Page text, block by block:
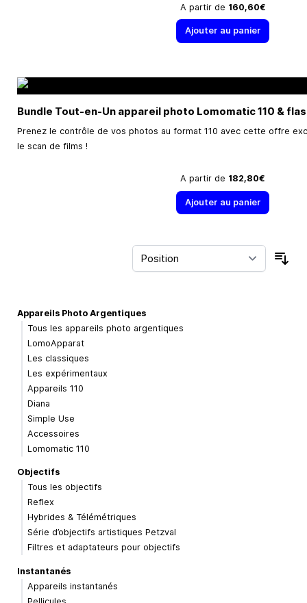
A partir de 160,60€
Ajouter au panier
Bundle Tout-en-Un appareil photo Lomomatic 110 &
Prenez le contrôle de vos photos au format 110 avec cette offre
le scan de films !
A partir de 182,80€
Ajouter au panier
Appareils Photo Argentiques
Tous les appareils photo argentiques
LomoApparat
Les classiques
Les expérimentaux
Appareils 110
Diana
Simple Use
Accessoires
Lomomatic 110
Objectifs
Tous les objectifs
Reflex
Hybrides & Télémétriques
Série d’objectifs artistiques Petzval
Filtres et adaptateurs pour objectifs
Instantanés
Appareils instantanés